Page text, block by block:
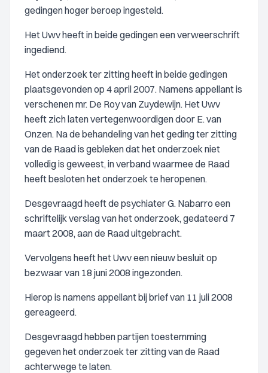
gedingen hoger beroep ingesteld.
Het Uwv heeft in beide gedingen een verweerschrift
ingediend.
Het onderzoek ter zitting heeft in beide gedingen
plaatsgevonden op 4 april 2007. Namens appellant is
verschenen mr. De Roy van Zuydewijn. Het Uwv
heeft zich laten vertegenwoordigen door E. van
Onzen. Na de behandeling van het geding ter zitting
van de Raad is gebleken dat het onderzoek niet
volledig is geweest, in verband waarmee de Raad
heeft besloten het onderzoek te heropenen.
Desgevraagd heeft de psychiater G. Nabarro een
schriftelijk verslag van het onderzoek, gedateerd 7
maart 2008, aan de Raad uitgebracht.
Vervolgens heeft het Uwv een nieuw besluit op
bezwaar van 18 juni 2008 ingezonden.
Hierop is namens appellant bij brief van 11 juli 2008
gereageerd.
Desgevraagd hebben partijen toestemming
gegeven het onderzoek ter zitting van de Raad
achterwege te laten.